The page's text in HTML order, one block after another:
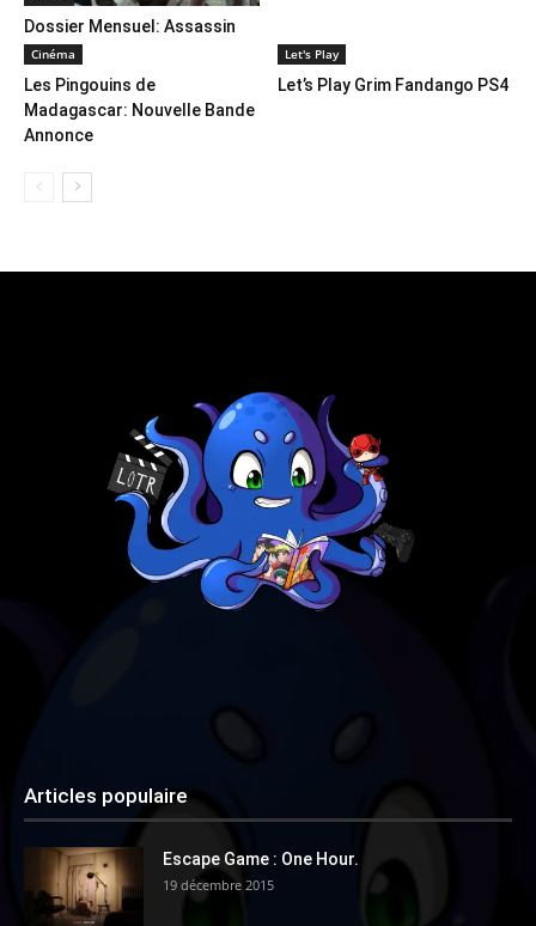
Dossier Mensuel: Assassin
Creed
Cinéma
Les Pingouins de
Madagascar: Nouvelle Bande
Annonce
Let's Play
Let’s Play Grim Fandango PS4
Articles populaire
Escape Game : One Hour.
19 décembre 2015